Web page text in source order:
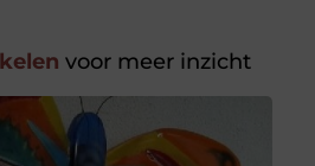
voor meer inzicht